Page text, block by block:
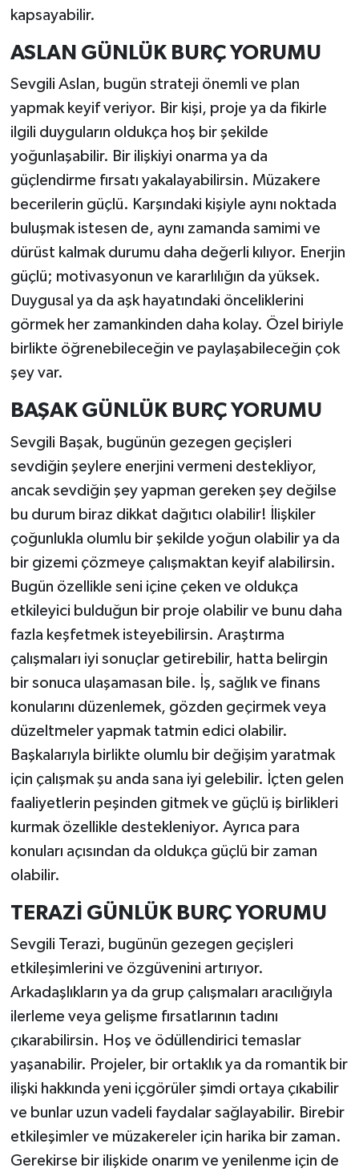
kapsayabilir.
ASLAN GÜNLÜK BURÇ YORUMU
Sevgili Aslan, bugün strateji önemli ve plan
yapmak keyif veriyor. Bir kişi, proje ya da fikirle
ilgili duyguların oldukça hoş bir şekilde
yoğunlaşabilir. Bir ilişkiyi onarma ya da
güçlendirme fırsatı yakalayabilirsin. Müzakere
becerilerin güçlü. Karşındaki kişiyle aynı noktada
buluşmak istesen de, aynı zamanda samimi ve
dürüst kalmak durumu daha değerli kılıyor. Enerjin
güçlü; motivasyonun ve kararlılığın da yüksek.
Duygusal ya da aşk hayatındaki önceliklerini
görmek her zamankinden daha kolay. Özel biriyle
birlikte öğrenebileceğin ve paylaşabileceğin çok
şey var.
BAŞAK GÜNLÜK BURÇ YORUMU
Sevgili Başak, bugünün gezegen geçişleri
sevdiğin şeylere enerjini vermeni destekliyor,
ancak sevdiğin şey yapman gereken şey değilse
bu durum biraz dikkat dağıtıcı olabilir! İlişkiler
çoğunlukla olumlu bir şekilde yoğun olabilir ya da
bir gizemi çözmeye çalışmaktan keyif alabilirsin.
Bugün özellikle seni içine çeken ve oldukça
etkileyici bulduğun bir proje olabilir ve bunu daha
fazla keşfetmek isteyebilirsin. Araştırma
çalışmaları iyi sonuçlar getirebilir, hatta belirgin
bir sonuca ulaşamasan bile. İş, sağlık ve finans
konularını düzenlemek, gözden geçirmek veya
düzeltmeler yapmak tatmin edici olabilir.
Başkalarıyla birlikte olumlu bir değişim yaratmak
için çalışmak şu anda sana iyi gelebilir. İçten gelen
faaliyetlerin peşinden gitmek ve güçlü iş birlikleri
kurmak özellikle destekleniyor. Ayrıca para
konuları açısından da oldukça güçlü bir zaman
olabilir.
TERAZİ GÜNLÜK BURÇ YORUMU
Sevgili Terazi, bugünün gezegen geçişleri
etkileşimlerini ve özgüvenini artırıyor.
Arkadaşlıkların ya da grup çalışmaları aracılığıyla
ilerleme veya gelişme fırsatlarının tadını
çıkarabilirsin. Hoş ve ödüllendirici temaslar
yaşanabilir. Projeler, bir ortaklık ya da romantik bir
ilişki hakkında yeni içgörüler şimdi ortaya çıkabilir
ve bunlar uzun vadeli faydalar sağlayabilir. Birebir
etkileşimler ve müzakereler için harika bir zaman.
Gerekirse bir ilişkide onarım ve yenilenme için de